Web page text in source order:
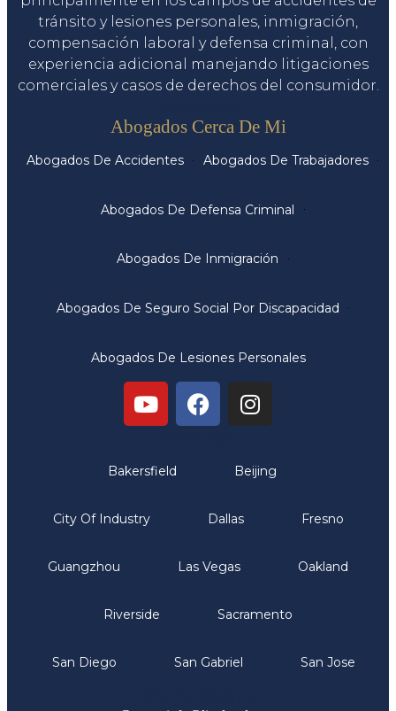
tránsito y lesiones personales, inmigración,
compensación laboral y defensa criminal, con
experiencia adicional manejando litigaciones
comerciales y casos de derechos del consumidor.
Abogados Cerca De Mi
Abogados De Accidentes Abogados De Trabajadores
Abogados De Defensa Criminal
Abogados De Inmigración
Abogados De Seguro Social Por Discapacidad
Abogados De Lesiones Personales
Bakersfield Beijing
City Of Industry Dallas Fresno
Guangzhou Las Vegas Oakland
Riverside Sacramento
San Diego San Gabriel San Jose